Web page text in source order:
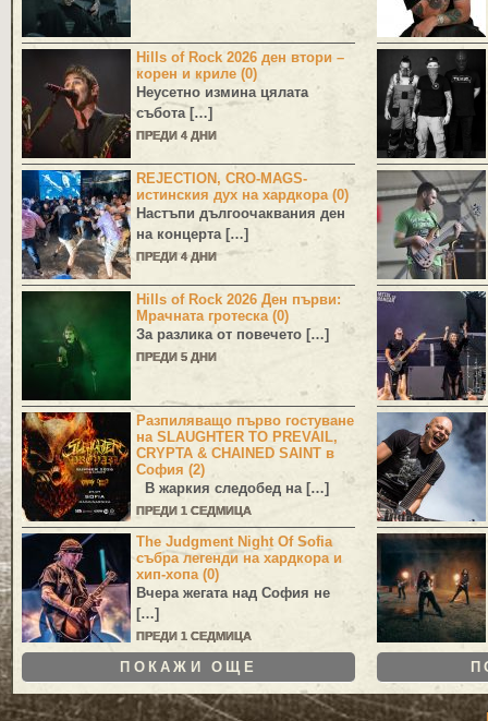
Hills of Rock 2026 ден втори –
корен и криле (0)
Неусетно измина цялата
събота […]
ПРЕДИ 4 ДНИ
REJECTION, CRO-MAGS-
истинския дух на хардкора (0)
Настъпи дългоочаквания ден
на концерта […]
ПРЕДИ 4 ДНИ
Hills of Rock 2026 Ден първи:
Мрачната гротеска (0)
За разлика от повечето […]
ПРЕДИ 5 ДНИ
Разпиляващо първо гостуване
на SLAUGHTER TO PREVAIL,
CRYPTA & CHAINED SAINT в
София (2)
В жаркия следобед на […]
ПРЕДИ 1 СЕДМИЦА
The Judgment Night Of Sofia
събра легенди на хардкора и
хип-хопа (0)
Вчера жегата над София не
[…]
ПРЕДИ 1 СЕДМИЦА
ПОКАЖИ ОЩЕ